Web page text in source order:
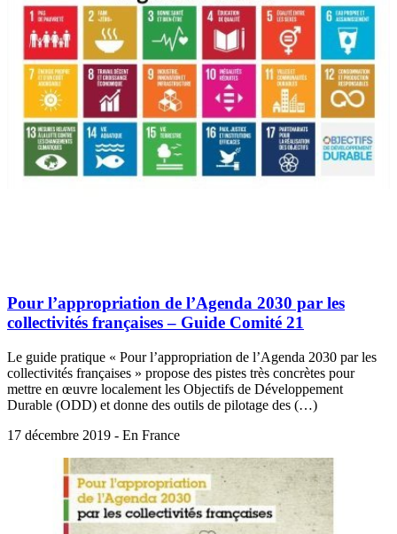
Pour l’appropriation de l’Agenda 2030 par les
collectivités françaises – Guide Comité 21
Le guide pratique « Pour l’appropriation de l’Agenda 2030 par les
collectivités françaises » propose des pistes très concrètes pour
mettre en œuvre localement les Objectifs de Développement
Durable (ODD) et donne des outils de pilotage des (…)
17 décembre 2019 - En France